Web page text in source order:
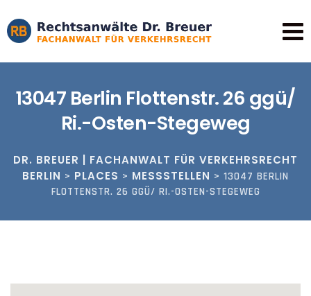
to
content
13047 Berlin Flottenstr. 26 ggü/
Ri.-Osten-Stegeweg
DR. BREUER | FACHANWALT FÜR VERKEHRSRECHT
BERLIN > PLACES > MESSSTELLEN > 13047 BERLIN
FLOTTENSTR. 26 GGÜ/ RI.-OSTEN-STEGEWEG